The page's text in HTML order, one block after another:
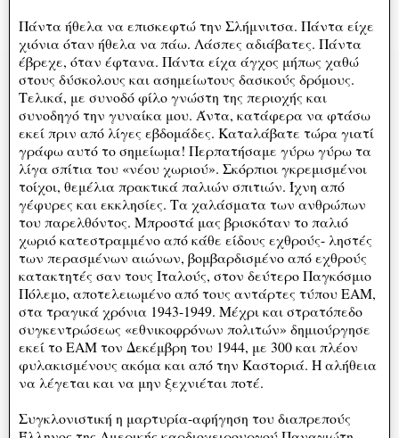
Πάντα ήθελα να επισκεφτώ την Σλήμνιτσα. Πάντα είχε
χιόνια όταν ήθελα να πάω. Λάσπες αδιάβατες. Πάντα
έβρεχε, όταν έφτανα. Πάντα είχα άγχος μήπως χαθώ
στους δύσκολους και ασημείωτους δασικούς δρόμους.
Τελικά, με συνοδό φίλο γνώστη της περιοχής και
συνοδηγό την γυναίκα μου. Άντα, κατάφερα να φτάσω
εκεί πριν από λίγες εβδομάδες. Καταλάβατε τώρα γιατί
γράφω αυτό το σημείωμα! Περπατήσαμε γύρω γύρω τα
λίγα σπίτια του «νέου χωριού». Σκόρπιοι γκρεμισμένοι
τοίχοι, θεμέλια πρακτικά παλιών σπιτιών. Ίχνη από
γέφυρες και εκκλησίες. Τα χαλάσματα των ανθρώπων
του παρελθόντος. Μπροστά μας βρισκόταν το παλιό
χωριό κατεστραμμένο από κάθε είδους εχθρούς- ληστές
των περασμένων αιώνων, βομβαρδισμένο από εχθρούς
κατακτητές σαν τους Ιταλούς, στον δεύτερο Παγκόσμιο
Πόλεμο, αποτελειωμένο από τους αντάρτες τύπου ΕΑΜ,
στα τραγικά χρόνια 1943-1949. Μέχρι και στρατόπεδο
συγκεντρώσεως «εθνικοφρόνων πολιτών» δημιούργησε
εκεί το ΕΑΜ τον Δεκέμβρη του 1944, με 300 και πλέον
φυλακισμένους ακόμα και από την Καστοριά. Η αλήθεια
να λέγεται και να μην ξεχνιέται ποτέ.
Συγκλονιστική η μαρτυρία-αφήγηση του διαπρεπούς